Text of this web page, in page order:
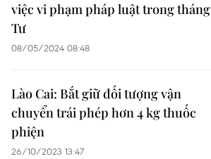
việc vi phạm pháp luật trong tháng
Tư
08/05/2024 08:48
Lào Cai: Bắt giữ đối tượng vận
chuyển trái phép hơn 4 kg thuốc
phiện
26/10/2023 13:47